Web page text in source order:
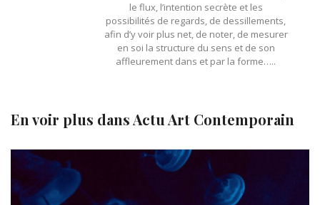
le flux, l’intention secrète et les
possibilités de regards, de dessillements,
afin d’y voir plus net, de noter, de mesurer
en soi la structure du sens et de son
affleurement dans et par la forme…..
En voir plus dansActu Art Contemporain